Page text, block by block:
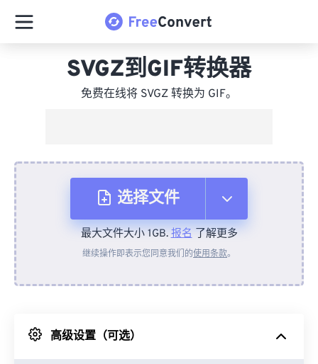
SVGZ到GIF转换器
免费在线将 SVGZ 转换为 GIF。
选择文件
从设备
来自 Google Drive
最大文件大小 1GB.报名了解更多
继续操作即表示您同意我们的使用条款。
高级设置（可选）